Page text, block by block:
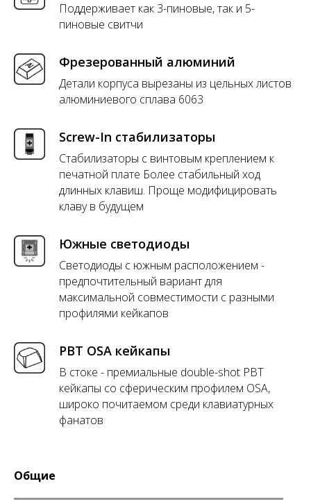
Поддерживает как 3-пиновые, так и 5-
пиновые свитчи
Фрезерованный алюминий
Детали корпуса вырезаны из цельных листов
алюминиевого сплава 6063
Screw-In стабилизаторы
Стабилизаторы с винтовым креплением к
печатной плате Более стабильный ход
длинных клавиш. Проще модифицировать
клаву в будущем
Южные светодиоды
Светодиоды с южным расположением -
предпочтительный вариант для
максимальной совместимости с разными
профилями кейкапов
PBT OSA кейкапы
В стоке - премиальные double-shot PBT
кейкапы со сферическим профилем OSA,
широко почитаемом среди клавиатурных
фанатов
Общие